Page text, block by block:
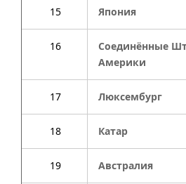
15 Япония
16
Соединённые
Америки
17 Люксембург
18 Катар
19 Австралия